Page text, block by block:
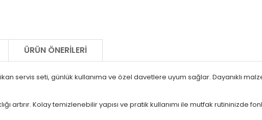
ÜRÜN ÖNERILERI
servis seti, günlük kullanıma ve özel davetlere uyum sağlar. Dayanıklı
artırır. Kolay temizlenebilir yapısı ve pratik kullanımı ile mutfak rutininizde